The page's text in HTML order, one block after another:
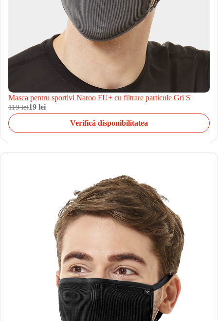
Masca pentru sportivi Naroo FU+ cu filtrare particule Gri S
119 lei19 lei
Verifică disponibilitatea